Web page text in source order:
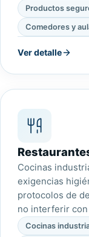
Productos
Comedores y
Ver detalle
Cocinas
exigencias
protocolos de
no interferir
Cocinas